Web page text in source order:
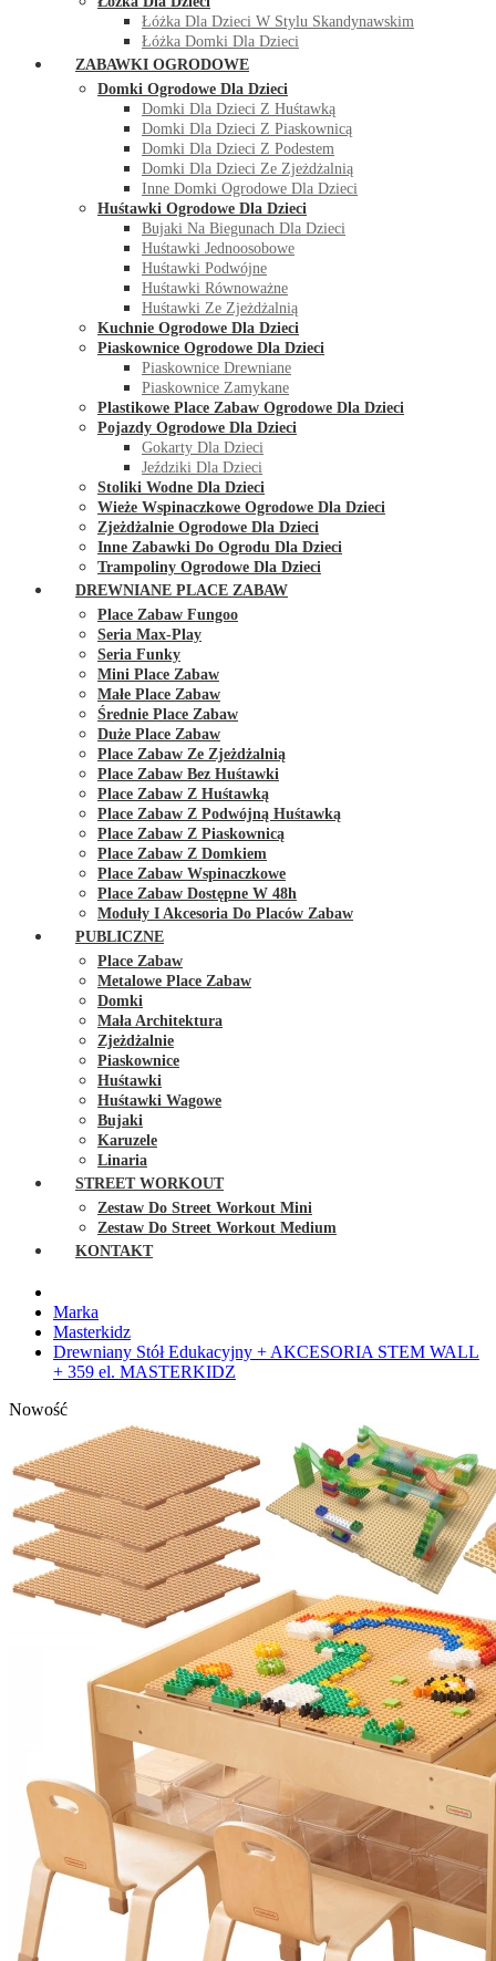
Łóżka Dla Dzieci W Stylu Skandynawskim
Łóżka Domki Dla Dzieci
ZABAWKI OGRODOWE
Domki Ogrodowe Dla Dzieci
Domki Dla Dzieci Z Huśtawką
Domki Dla Dzieci Z Piaskownicą
Domki Dla Dzieci Z Podestem
Domki Dla Dzieci Ze Zjeżdżalnią
Inne Domki Ogrodowe Dla Dzieci
Huśtawki Ogrodowe Dla Dzieci
Bujaki Na Biegunach Dla Dzieci
Huśtawki Jednoosobowe
Huśtawki Podwójne
Huśtawki Równoważne
Huśtawki Ze Zjeżdżalnią
Kuchnie Ogrodowe Dla Dzieci
Piaskownice Ogrodowe Dla Dzieci
Piaskownice Drewniane
Piaskownice Zamykane
Plastikowe Place Zabaw Ogrodowe Dla Dzieci
Pojazdy Ogrodowe Dla Dzieci
Gokarty Dla Dzieci
Jeździki Dla Dzieci
Stoliki Wodne Dla Dzieci
Wieże Wspinaczkowe Ogrodowe Dla Dzieci
Zjeżdżalnie Ogrodowe Dla Dzieci
Inne Zabawki Do Ogrodu Dla Dzieci
Trampoliny Ogrodowe Dla Dzieci
DREWNIANE PLACE ZABAW
Place Zabaw Fungoo
Seria Max-Play
Seria Funky
Mini Place Zabaw
Małe Place Zabaw
Średnie Place Zabaw
Duże Place Zabaw
Place Zabaw Ze Zjeżdżalnią
Place Zabaw Bez Huśtawki
Place Zabaw Z Huśtawką
Place Zabaw Z Podwójną Huśtawką
Place Zabaw Z Piaskownicą
Place Zabaw Z Domkiem
Place Zabaw Wspinaczkowe
Place Zabaw Dostępne W 48h
Moduły I Akcesoria Do Placów Zabaw
PUBLICZNE
Place Zabaw
Metalowe Place Zabaw
Domki
Mała Architektura
Zjeżdżalnie
Piaskownice
Huśtawki
Huśtawki Wagowe
Bujaki
Karuzele
Linaria
STREET WORKOUT
Zestaw Do Street Workout Mini
Zestaw Do Street Workout Medium
KONTAKT
Marka
Masterkidz
Drewniany Stół Edukacyjny + AKCESORIA STEM WALL
+ 359 el. MASTERKIDZ
Nowość